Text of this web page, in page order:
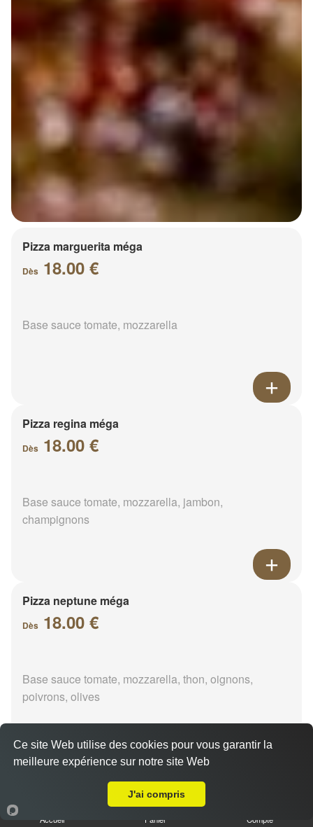
Pizza marguerita méga
Dès 18.00 €
Base sauce tomate, mozzarella
Pizza regina méga
Dès 18.00 €
Base sauce tomate, mozzarella, jambon,
champignons
Pizza neptune méga
Dès 18.00 €
Base sauce tomate, mozzarella, thon, oignons,
poivrons, olives
Pizza napolitaine méga
Accueil Panier Compte
Ce site Web utilise des cookies pour vous garantir la
meilleure expérience sur notre site Web
J'ai compris